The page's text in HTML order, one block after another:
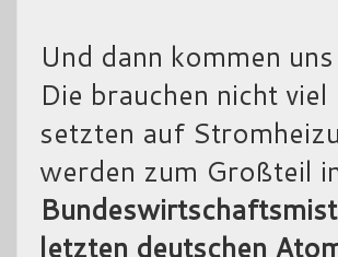
Und dann kommen
Die brauchen nicht
setzten auf
werden zum Großteil
letzten deutschen